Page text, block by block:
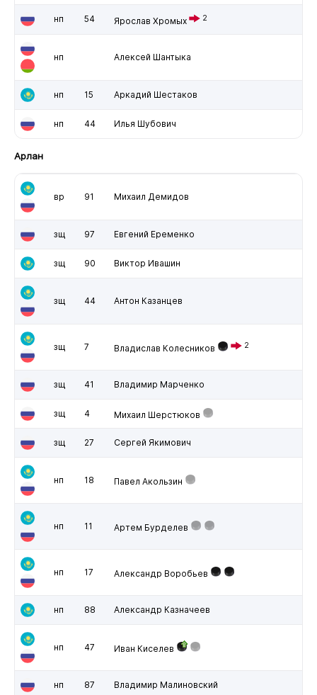
нп 54 Ярослав Хромых 2
нп Алексей Шантыка
нп 15 Аркадий Шестаков
нп 44 Илья Шубович
Арлан
вр 91 Михаил Демидов
зщ 97 Евгений Еременко
зщ 90 Виктор Ивашин
зщ 44 Антон Казанцев
зщ 7 Владислав Колесников 2
зщ 41 Владимир Марченко
зщ 4 Михаил Шерстюков
зщ 27 Сергей Якимович
нп 18 Павел Акользин
нп 11 Артем Бурделев
нп 17 Александр Воробьев
нп 88 Александр Казначеев
нп 47 Иван Киселев
нп 87 Владимир Малиновский